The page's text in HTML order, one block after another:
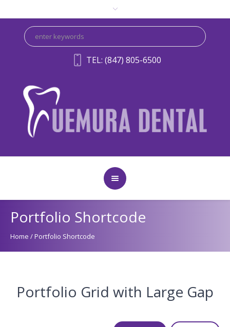
TEL: (847) 805-6500
Portfolio Shortcode
Home /Portfolio Shortcode
Portfolio Grid with Large Gap